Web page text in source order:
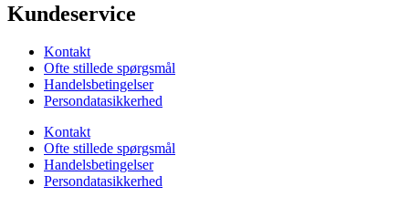
Kundeservice
Kontakt
Ofte stillede spørgsmål
Handelsbetingelser
Persondatasikkerhed
Kontakt
Ofte stillede spørgsmål
Handelsbetingelser
Persondatasikkerhed